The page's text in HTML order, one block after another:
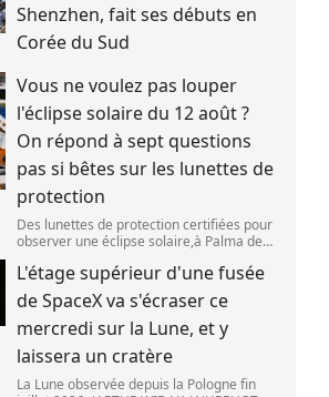
Shenzhen, fait ses débuts en
Corée du Sud
Vous ne voulez pas louper
l'éclipse solaire du 12 août ?
On répond à sept questions
pas si bêtes sur les lunettes de
protection
Des lunettes de protection certifiées pour
observer une éclipse solaire,à Palma de
(JAIME REINA )
L'étage supérieur d'une fusée
de SpaceX va s'écraser ce
mercredi sur la Lune, et y
laissera un cratère
La Lune observée depuis la Pologne fin